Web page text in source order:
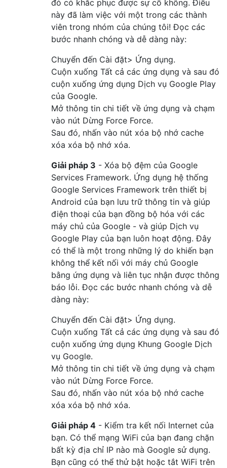
đó có khắc phục được sự cố không. Điều
này đã làm việc với một trong các thành
viên trong nhóm của chúng tôi! Đọc các
bước nhanh chóng và dễ dàng này:
Chuyển đến Cài đặt> Ứng dụng.
Cuộn xuống Tất cả các ứng dụng và sau đó
cuộn xuống ứng dụng Dịch vụ Google Play
của Google.
Mở thông tin chi tiết về ứng dụng và chạm
vào nút Dừng Force Force.
Sau đó, nhấn vào nút xóa bộ nhớ cache
xóa xóa bộ nhớ xóa.
Giải pháp 3 - Xóa bộ đệm của Google
Services Framework. Ứng dụng hệ thống
Google Services Framework trên thiết bị
Android của bạn lưu trữ thông tin và giúp
điện thoại của bạn đồng bộ hóa với các
máy chủ của Google - và giúp Dịch vụ
Google Play của bạn luôn hoạt động. Đây
có thể là một trong những lý do khiến bạn
không thể kết nối với máy chủ Google
bằng ứng dụng và liên tục nhận được thông
báo lỗi. Đọc các bước nhanh chóng và dễ
dàng này:
Chuyển đến Cài đặt> Ứng dụng.
Cuộn xuống Tất cả các ứng dụng và sau đó
cuộn xuống ứng dụng Khung Google Dịch
vụ Google.
Mở thông tin chi tiết về ứng dụng và chạm
vào nút Dừng Force Force.
Sau đó, nhấn vào nút xóa bộ nhớ cache
xóa xóa bộ nhớ xóa.
Giải pháp 4 - Kiểm tra kết nối Internet của
bạn. Có thể mạng WiFi của bạn đang chặn
bất kỳ địa chỉ IP nào mà Google sử dụng.
Bạn cũng có thể thử bật hoặc tắt WiFi trên